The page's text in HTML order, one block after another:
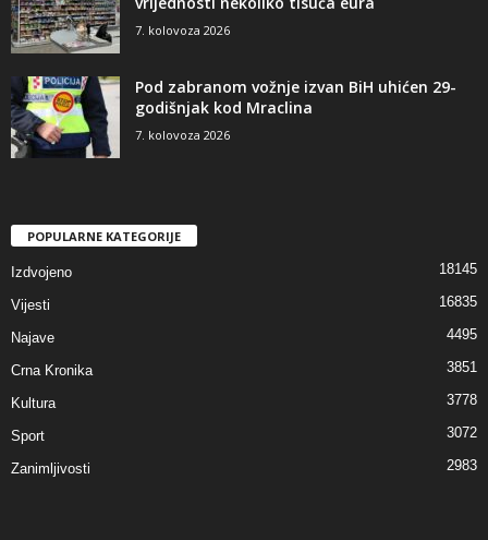
7. kolovoza 2026
Pod zabranom vožnje izvan BiH uhićen 29-
godišnjak kod Mraclina
7. kolovoza 2026
POPULARNE KATEGORIJE
Izdvojeno 18145
Vijesti 16835
Najave 4495
Crna Kronika 3851
Kultura 3778
Sport 3072
Zanimljivosti 2983